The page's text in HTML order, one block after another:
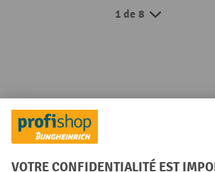
1 de 8
Les Top Ventes